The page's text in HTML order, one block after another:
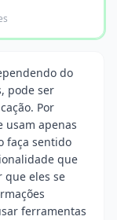
do
pode ser
Por
usam apenas
faça sentido
que
que eles se
ferramentas